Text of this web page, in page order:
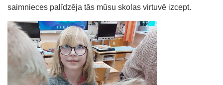
saimnieces palīdzēja tās mūsu skolas virtuvē izcept.